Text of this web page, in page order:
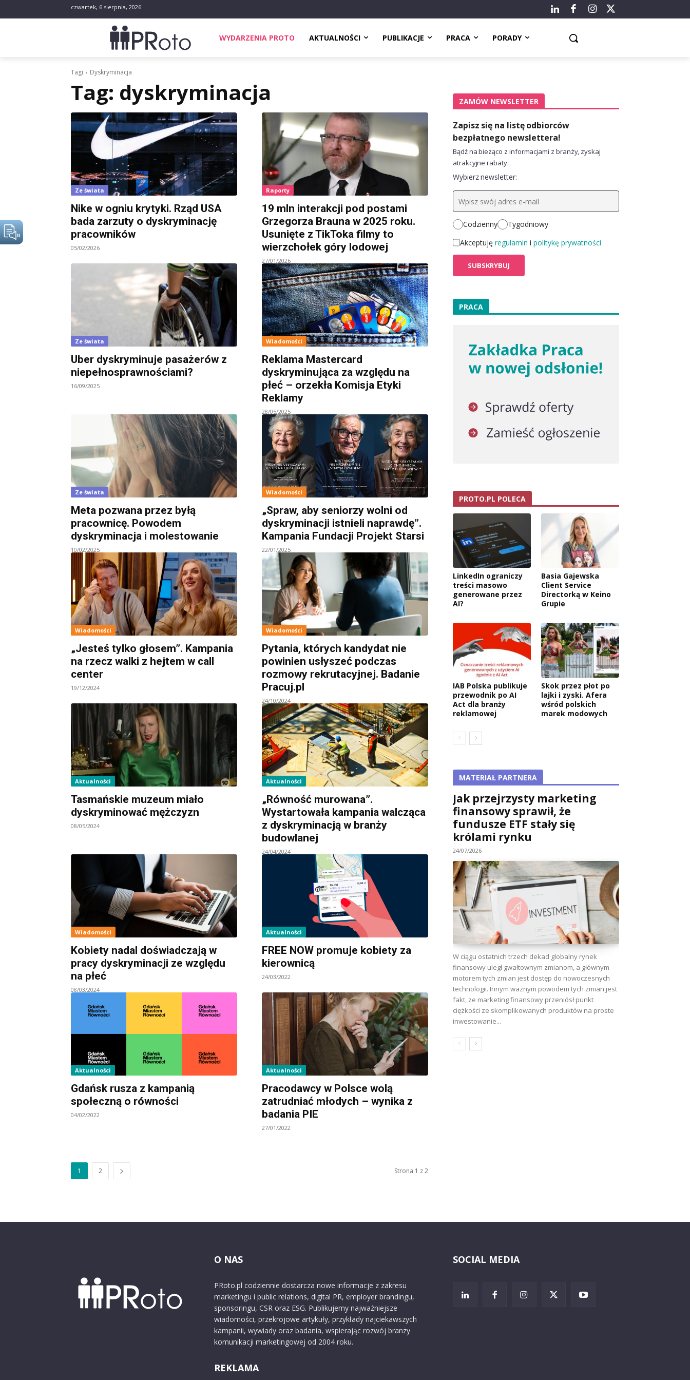
czwartek, 6 sierpnia, 2026
WYDARZENIA PROTO AKTUALNOŚCI PUBLIKACJE PRACA PORADY
Tagi Dyskryminacja
Tag: dyskryminacja
Ze świata
Nike w ogniu krytyki. Rząd USA
bada zarzuty o dyskryminację
pracowników
05/02/2026
Raporty
19 mln interakcji pod postami
Grzegorza Brauna w 2025 roku.
Usunięte z TikToka filmy to
wierzchołek góry lodowej
27/01/2026
Ze świata
Uber dyskryminuje pasażerów z
niepełnosprawnościami?
16/09/2025
Wiadomości
Reklama Mastercard
dyskryminująca za względu na
płeć – orzekła Komisja Etyki
Reklamy
28/05/2025
Ze świata
Meta pozwana przez byłą
pracownicę. Powodem
dyskryminacja i molestowanie
10/02/2025
Wiadomości
„Spraw, aby seniorzy wolni od
dyskryminacji istnieli naprawdę”.
Kampania Fundacji Projekt Starsi
22/01/2025
Wiadomości
„Jesteś tylko głosem”. Kampania
na rzecz walki z hejtem w call
center
19/12/2024
Wiadomości
Pytania, których kandydat nie
powinien usłyszeć podczas
rozmowy rekrutacyjnej. Badanie
Pracuj.pl
24/10/2024
Aktualności
Tasmańskie muzeum miało
dyskryminować mężczyzn
08/05/2024
Aktualności
„Równość murowana”.
Wystartowała kampania walcząca
z dyskryminacją w branży
budowlanej
24/04/2024
Wiadomości
Kobiety nadal doświadczają w
pracy dyskryminacji ze względu
na płeć
08/03/2024
Aktualności
FREE NOW promuje kobiety za
kierownicą
24/03/2022
Aktualności
Gdańsk rusza z kampanią
społeczną o równości
04/02/2022
Aktualności
Pracodawcy w Polsce wolą
zatrudniać młodych – wynika z
badania PIE
27/01/2022
1 2 Strona 1 z 2
ZAMÓW NEWSLETTER
Zapisz się na listę odbiorców
bezpłatnego newslettera!
Bądź na bieżąco z informacjami z branży, zyskaj
atrakcyjne rabaty.
Wybierz newsletter:
Codzienny
Tygodniowy
Akceptuję regulamin i politykę prywatności
PRACA
PROTO.PL POLECA
LinkedIn ograniczy
treści masowo
generowane przez
AI?
Basia Gajewska
Client Service
Directorką w Keino
Grupie
IAB Polska publikuje
przewodnik po AI
Act dla branży
reklamowej
Skok przez płot po
lajki i zyski. Afera
wśród polskich
marek modowych
MATERIAŁ PARTNERA
Jak przejrzysty marketing
finansowy sprawił, że
fundusze ETF stały się
królami rynku
24/07/2026
W ciągu ostatnich trzech dekad globalny rynek
finansowy uległ gwałtownym zmianom, a głównym
motorem tych zmian jest dostęp do nowoczesnych
technologii. Innym ważnym powodem tych zmian jest
fakt, że marketing finansowy przeniósł punkt
ciężkości ze skomplikowanych produktów na proste
inwestowanie...
O NAS
PRoto.pl codziennie dostarcza nowe informacje z zakresu
marketingu i public relations, digital PR, employer brandingu,
sponsoringu, CSR oraz ESG. Publikujemy najważniejsze
wiadomości, przekrojowe artykuły, przykłady najciekawszych
kampanii, wywiady oraz badania, wspierając rozwój branży
komunikacji marketingowej od 2004 roku.
REKLAMA
SOCIAL MEDIA